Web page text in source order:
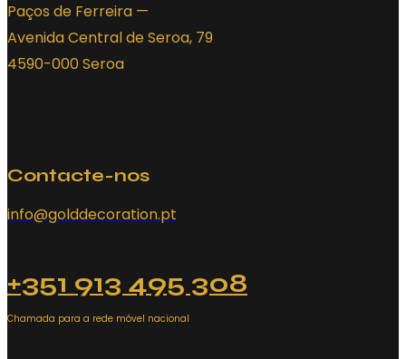
Paços de Ferreira —
Avenida Central de Seroa, 79
4590-000 Seroa
Contacte-nos
info@golddecoration.pt
+351 913 495 308
Chamada para a rede móvel nacional